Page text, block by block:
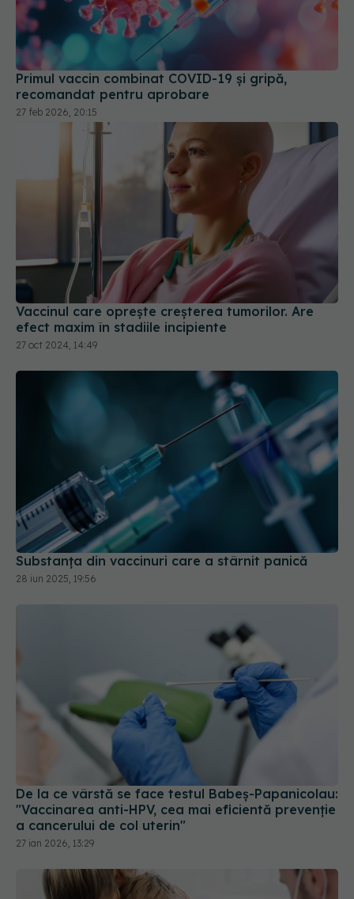
Primul vaccin combinat COVID-19 și gripă,
recomandat pentru aprobare
27 feb 2026, 20:15
Vaccinul care oprește creșterea tumorilor. Are
efect maxim în stadiile incipiente
27 oct 2024, 14:49
Substanța din vaccinuri care a stârnit panică
28 iun 2025, 19:56
De la ce vârstă se face testul Babeş-Papanicolau:
"Vaccinarea anti-HPV, cea mai eficientă prevenţie
a cancerului de col uterin"
27 ian 2026, 13:29